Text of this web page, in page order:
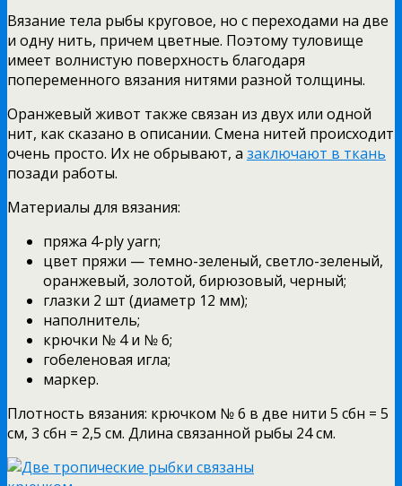
Вязание тела рыбы круговое, но с переходами на две
и одну нить, причем цветные. Поэтому туловище
имеет волнистую поверхность благодаря
попеременного вязания нитями разной толщины.
Оранжевый живот также связан из двух или одной
нит, как сказано в описании. Смена нитей происходит
очень просто. Их не обрывают, а заключают в ткань
позади работы.
Материалы для вязания:
пряжа 4-ply yarn;
цвет пряжи — темно-зеленый, светло-зеленый,
оранжевый, золотой, бирюзовый, черный;
глазки 2 шт (диаметр 12 мм);
наполнитель;
крючки № 4 и № 6;
гобеленовая игла;
маркер.
Плотность вязания: крючком № 6 в две нити 5 сбн = 5
см, 3 сбн = 2,5 см. Длина связанной рыбы 24 см.